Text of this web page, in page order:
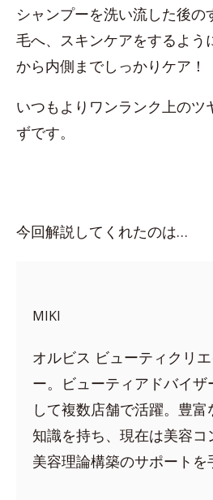
シャンプーを洗い流した後の
毛へ、スキンケアをするよう
から内側までしっかりケア！
いつもよりワンランク上のツ
ずです。
今回解説してくれたのは…
MIKI
オルビス ビューティクリ
ー。ビューティアドバイザ
して複数店舗で活躍。豊
知識を持ち、現在は美容コ
美容理論構築のサポートを